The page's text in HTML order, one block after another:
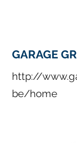
GARAGE
http://
be/home